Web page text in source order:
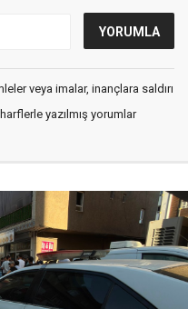
veya imalar, inançlara saldırı
yazılmış yorumlar